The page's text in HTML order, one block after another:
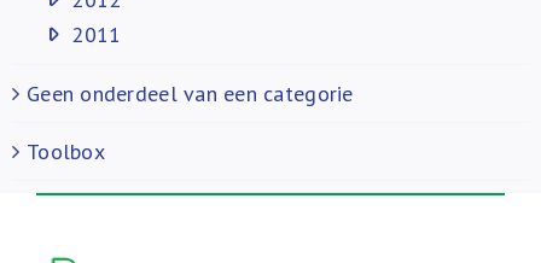
2011
Geen onderdeel van een categorie
Toolbox